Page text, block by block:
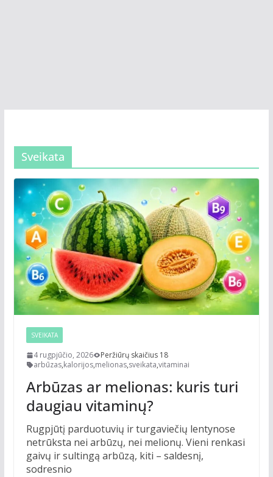
Sveikata
SVEIKATA
4 rugpjūčio, 2026
Peržiūrų skaičius 18
arbūzas,kalorijos,melionas,sveikata,vitaminai
Arbūzas ar melionas: kuris turi
daugiau vitaminų?
Rugpjūtį parduotuvių ir turgaviečių lentynose
netrūksta nei arbūzų, nei melionų. Vieni renkasi
gaivų ir sultingą arbūzą, kiti – saldesnį,
sodresnio